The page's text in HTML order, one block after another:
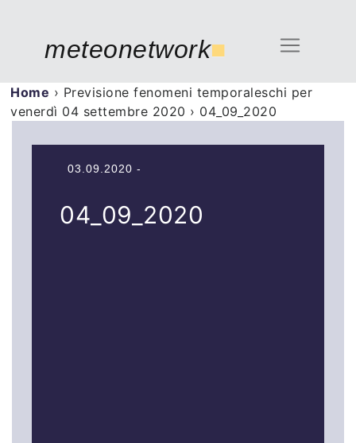
meteonetwork■
Home › Previsione fenomeni temporaleschi per
venerdì 04 settembre 2020 › 04_09_2020
03.09.2020 -
04_09_2020